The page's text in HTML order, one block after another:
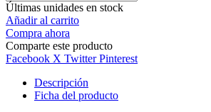
Últimas unidades en stock
Añadir al carrito
Compra ahora
Comparte este producto
Facebook X Twitter Pinterest
Descripción
Ficha del producto